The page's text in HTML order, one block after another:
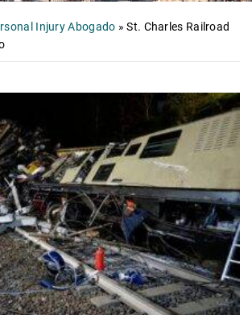
Injury Abogado »St. Charles Railroad